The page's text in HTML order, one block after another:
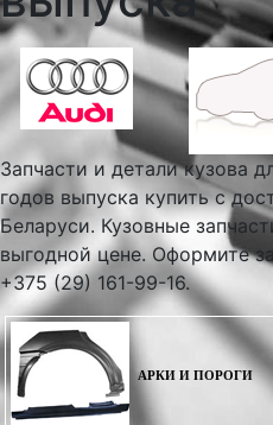
Запчасти и детали кузова
годов выпуска купить с
Беларуси. Кузовные
выгодной цене. Оформите
+375 (29) 161-99-16.
АРКИ И ПОРОГИ